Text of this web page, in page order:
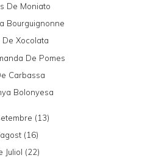
De Moniato
Bourguignonne
De Xocolata
De Pomes
Carbassa
Bolonyesa
(13)
(16)
Juliol (22)